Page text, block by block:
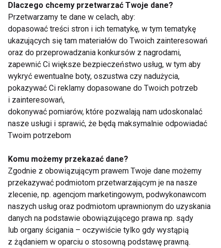
mówi nauka
najczęstsze błędy
podczas odchudzania
Pokaż więcej
Zielona herbata
5 Napojów które
pomogą Ci schudnąć
Zielona herbata na
zdrowie
Dlaczego chcemy przetwarzać Twoje dane?
Przetwarzamy te dane w celach, aby:
dopasować treści stron i ich tematykę, w tym tematykę
ukazujących się tam materiałów do Twoich zainteresowań
oraz do przeprowadzania konkursów z nagrodami,
zapewnić Ci większe bezpieczeństwo usług, w tym aby
wykryć ewentualne boty, oszustwa czy nadużycia,
pokazywać Ci reklamy dopasowane do Twoich potrzeb
i zainteresowań,
dokonywać pomiarów, które pozwalają nam udoskonalać
nasze usługi i sprawić, że będą maksymalnie odpowiadać
Twoim potrzebom
Komu możemy przekazać dane?
Zgodnie z obowiązującym prawem Twoje dane możemy
przekazywać podmiotom przetwarzającym je na nasze
zlecenie, np. agencjom marketingowym, podwykonawcom
naszych usług oraz podmiotom uprawnionym do uzyskania
danych na podstawie obowiązującego prawa np. sądy
lub organy ścigania – oczywiście tylko gdy wystąpią
z żądaniem w oparciu o stosowną podstawę prawną.